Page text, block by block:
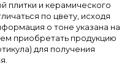
плитки и керамического
по цвету, исходя
о тоне указана на
приобретать продукцию
для получения